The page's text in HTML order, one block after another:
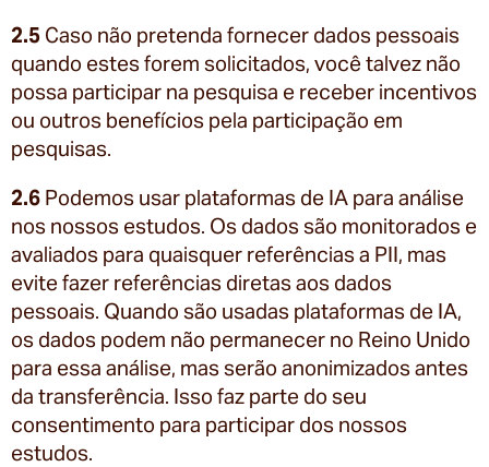
2.5 Caso não pretenda fornecer dados pessoais
quando estes forem solicitados, você talvez não
possa participar na pesquisa e receber incentivos
ou outros benefícios pela participação em
pesquisas.
2.6 Podemos usar plataformas de IA para análise
nos nossos estudos. Os dados são monitorados e
avaliados para quaisquer referências a PII, mas
evite fazer referências diretas aos dados
pessoais. Quando são usadas plataformas de IA,
os dados podem não permanecer no Reino Unido
para essa análise, mas serão anonimizados antes
da transferência. Isso faz parte do seu
consentimento para participar dos nossos
estudos.